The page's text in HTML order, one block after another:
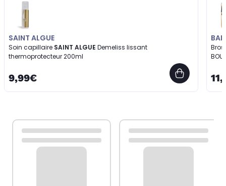
SAINT ALGUE
Soin capillaire SAINT ALGUE
thermoprotecteur 200ml
9,99€